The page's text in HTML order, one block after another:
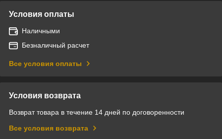
Условия оплаты
Наличными
Безналичный расчет
Все условия оплаты
Условия возврата
Возврат товара в течение 14 дней по договоренности
Все условия возврата